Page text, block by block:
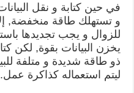
و تستهلك طاقة منخفضة, إلا
للزوال و يجب تجديدها
يخزن البيانات بقوة, لكن
ذو طاقة شديدة و متلفة
ليتم استعماله كذاكرة عمل.